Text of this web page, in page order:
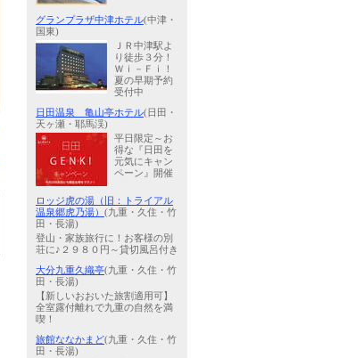
グランプラザ中津ホテル(中津・
国東)
ＪＲ中津駅よ
り徒歩３分！
Ｗｉ－Ｆｉ！
夏の早期予約
受付中
日田温泉 亀山亭ホテル(日田・
天ヶ瀬・耶馬渓)
平日限定～お
得な『日田を
元気にキャン
ペーン』開催
ロッジ虎の湯（旧：トライアル
温泉郷虎乃湯） (九重・久住・竹
田・長湯)
登山・家族旅行に！お客様の別
荘に♪２９８０円～貸切風呂付き
大分九重久織亭(九重・久住・竹
田・長湯)
【新しいおおいた旅割適用可】
全室露付離れで九重の自然を満
喫！
旅館ななかまど(九重・久住・竹
田・長湯)